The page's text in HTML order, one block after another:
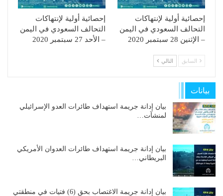
إحصائية أولية لإنتهاكات
التحالف السعودي في اليمن
– الإثنين 28 سبتمبر 2020
إحصائية أولية لإنتهاكات
التحالف السعودي في اليمن
– الأحد 27 سبتمبر 2020
السابق التالي
بيانات
بيان إدانة جريمة استهداف طائرات العدو الإسرائيلي
لمنشآت…
بيان إدانة جريمة استهداف طائرات العدوان الأمريكي
البريطاني…
بيان إدانة جريمة الاغتصاب بحق (6) فتيات في منطقتي